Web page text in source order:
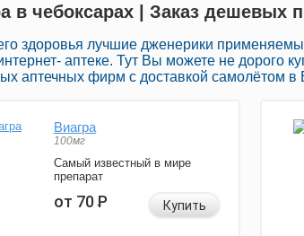
в чебоксарах | Заказ дешевых
здоровья лучшие дженерики
аптеке. Тут Вы можете не дорого
аптечных фирм с доставкой самолётом в
Виагра
100мг
Самый известный в мире
препарат
от 70Р Купить